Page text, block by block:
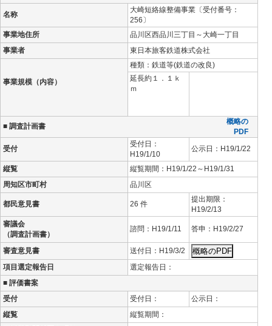
名称
大崎短絡線整備事業 〔受付番号：
256 〕
事業地住所
品川区西品川三丁目～大崎一丁目
事業者 東日本旅客鉄道株式会社
事業規模（内容）
種類：鉄道等(鉄道の改良)
延長約１．１ｋ
ｍ
■ 調査計画書
概略の
PDF
受付
受付日：
H19/1/10
公示日：H19/1/22
縦覧 縦覧期間：H19/1/22～H19/1/31
周知区市町村 品川区
都民意見書 26 件
提出期限：
H19/2/13
審議会
（調査計画書）
諮問：H19/1/11 答申：H19/2/27
審査意見書 送付日：H19/3/2
項目選定報告日 選定報告日：
■ 評価書案
受付 受付日： 公示日：
縦覧 縦覧期間：